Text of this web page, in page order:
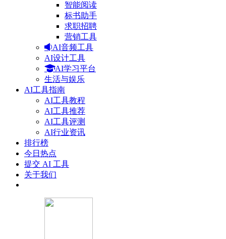
智能阅读
标书助手
求职招聘
营销工具
AI音频工具
AI设计工具
AI学习平台
生活与娱乐
AI工具指南
AI工具教程
AI工具推荐
AI工具评测
AI行业资讯
排行榜
今日热点
提交 AI 工具
关于我们